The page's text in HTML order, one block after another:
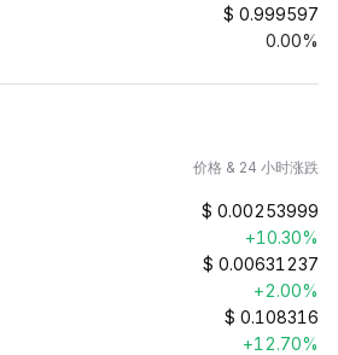
$ 0.999597
0.00%
价格 & 24 小时涨跌
$ 0.00253999
+10.30%
$ 0.00631237
+2.00%
$ 0.108316
+12.70%